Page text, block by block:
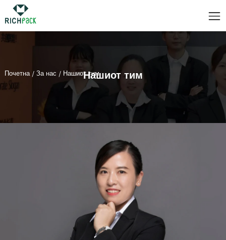
Почетна /За нас / Нашиот тимНашиот тим